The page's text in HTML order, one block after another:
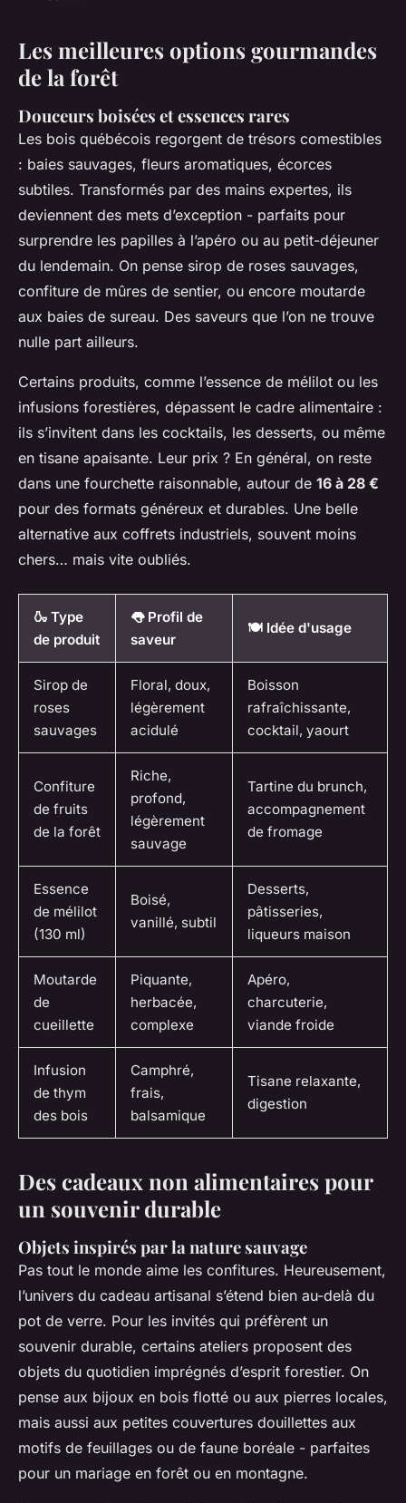
Les meilleures options gourmandes
de la forêt
Douceurs boisées et essences rares
Les bois québécois regorgent de trésors comestibles
: baies sauvages, fleurs aromatiques, écorces
subtiles. Transformés par des mains expertes, ils
deviennent des mets d’exception - parfaits pour
surprendre les papilles à l’apéro ou au petit-déjeuner
du lendemain. On pense sirop de roses sauvages,
confiture de mûres de sentier, ou encore moutarde
aux baies de sureau. Des saveurs que l’on ne trouve
nulle part ailleurs.
Certains produits, comme l’essence de mélilot ou les
infusions forestières, dépassent le cadre alimentaire :
ils s’invitent dans les cocktails, les desserts, ou même
en tisane apaisante. Leur prix ? En général, on reste
dans une fourchette raisonnable, autour de 16 à 28 €
pour des formats généreux et durables. Une belle
alternative aux coffrets industriels, souvent moins
chers… mais vite oubliés.
🍶 Type
de produit
👅 Profil de
saveur
🍽️ Idée d'usage
Sirop de
roses
sauvages
Floral, doux,
légèrement
acidulé
Boisson
rafraîchissante,
cocktail, yaourt
Confiture
de fruits
de la forêt
Riche,
profond,
légèrement
sauvage
Tartine du brunch,
accompagnement
de fromage
Essence
de mélilot
(130 ml)
Boisé,
vanillé, subtil
Desserts,
pâtisseries,
liqueurs maison
Moutarde
de
cueillette
Piquante,
herbacée,
complexe
Apéro,
charcuterie,
viande froide
Infusion
de thym
des bois
Camphré,
frais,
balsamique
Tisane relaxante,
digestion
Des cadeaux non alimentaires pour
un souvenir durable
Objets inspirés par la nature sauvage
Pas tout le monde aime les confitures. Heureusement,
l’univers du cadeau artisanal s’étend bien au-delà du
pot de verre. Pour les invités qui préfèrent un
souvenir durable, certains ateliers proposent des
objets du quotidien imprégnés d’esprit forestier. On
pense aux bijoux en bois flotté ou aux pierres locales,
mais aussi aux petites couvertures douillettes aux
motifs de feuillages ou de faune boréale - parfaites
pour un mariage en forêt ou en montagne.